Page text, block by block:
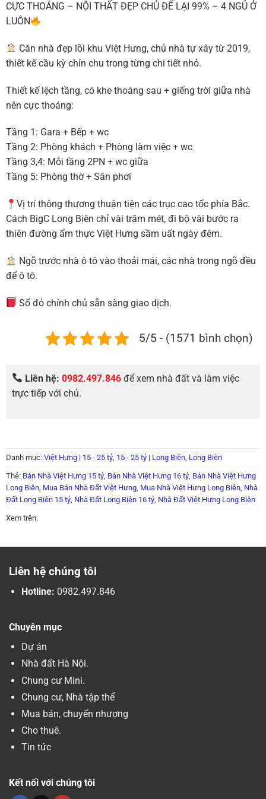
CỰC THOÁNG – NỘI THẤT ĐẸP CHỦ ĐỂ LẠI 99% – 4 NGỦ Ở
LUÔN
Căn nhà đẹp lõi khu Việt Hưng, chủ nhà tự xây từ 2019,
thiết kế cầu kỳ chỉn chu trong từng chi tiết nhỏ.
Thiết kế lệch tầng, có khe thoáng sau + giếng trời giữa nhà
nên cực thoáng:
Tầng 1: Gara + Bếp + wc
Tầng 2: Phòng khách + Phòng làm việc + wc
Tầng 3,4: Mỗi tầng 2PN + wc giữa
Tầng 5: Phòng thờ + Sân phơi
Vị trí thông thương thuận tiện các trục cao tốc phía Bắc.
Cách BigC Long Biên chỉ vài trăm mét, đi bộ vài bước ra
thiên đường ẩm thực Việt Hưng sầm uất ngày đêm.
Ngõ trước nhà ô tô vào thoải mái, các nhà trong ngõ đều
để ô tô.
Sổ đỏ chính chủ sẵn sàng giao dịch.
5/5 - (1571 bình chọn)
Liên hệ: 0982.497.846để xem nhà đất và làm việc
trực tiếp với chủ.
Danh mục: Việt Hưng | 15 - 25 tỷ, 15 - 25 tỷ | Long Biên, Long Biên
Thẻ: Bán Nhà Việt Hưng 15 tỷ, Bán Nhà Việt Hưng 16 tỷ, Bán Nhà Việt Hưng
Long Biên, Mua Bán Nhà Đất Việt Hưng, Mua Nhà Việt Hưng Long Biên, Nhà
Đất Long Biên 15 tỷ, Nhà Đất Long Biên 16 tỷ, Nhà Đất Việt Hưng Long Biên
Xem trên:
Liên hệ chúng tôi
Hotline: 0982.497.846
Chuyên mục
Dự án
Nhà đất Hà Nội.
Chung cư Mini.
Chung cư, Nhà tập thể
Mua bán, chuyển nhượng
Cho thuê.
Tin tức
Kết nối với chúng tôi